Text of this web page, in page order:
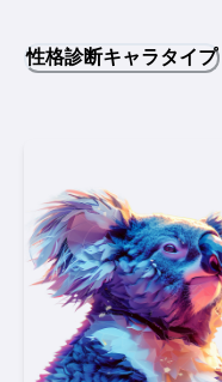
性格診断キャラタイプ